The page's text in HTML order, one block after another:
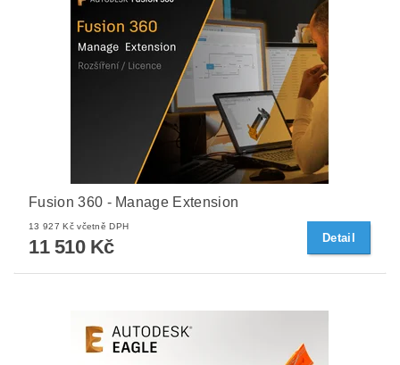
Fusion 360 - Manage Extension
13 927 Kč včetně DPH
11 510 Kč Detail